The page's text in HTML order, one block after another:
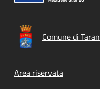
Comune di
Footer menu
Area riservata